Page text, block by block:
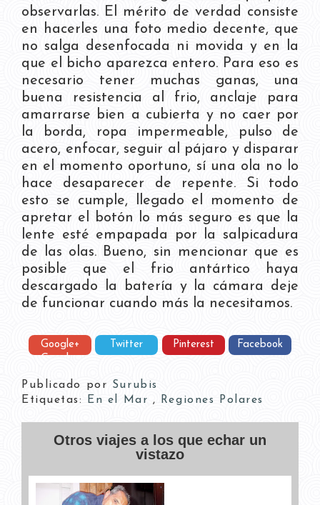
observarlas. El mérito de verdad consiste
en hacerles una foto medio decente, que
no salga desenfocada ni movida y en la
que el bicho aparezca entero. Para eso es
necesario tener muchas ganas, una
buena resistencia al frio, anclaje para
amarrarse bien a cubierta y no caer por
la borda, ropa impermeable, pulso de
acero, enfocar, seguir al pájaro y disparar
en el momento oportuno, sí una ola no lo
hace desaparecer de repente. Si todo
esto se cumple, llegado el momento de
apretar el botón lo más seguro es que la
lente esté empapada por la salpicadura
de las olas. Bueno, sin mencionar que es
posible que el frio antártico haya
descargado la batería y la cámara deje
de funcionar cuando más la necesitamos.
Google+
Twitter Pinterest Facebook
Publicado por Surubis
Etiquetas: En el Mar , Regiones Polares
Otros viajes a los que echar un
vistazo